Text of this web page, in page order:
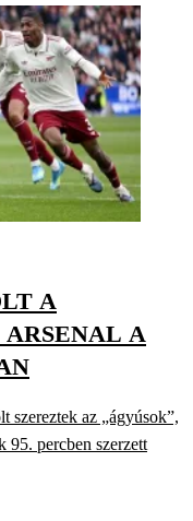
A
A
szereztek az „ágyúsok”,
95. percben szerzett